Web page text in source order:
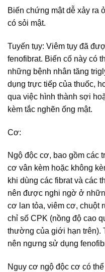
Biến chứng mật dễ xảy ra
có sỏi mật.
Tuyến tụy: Viêm tụy đã
fenofibrat. Biến cố này có
những bệnh nhân tăng
dụng trực tiếp của thuốc,
qua việc hình thành sợi
kèm tắc nghẽn ống mật.
Cơ:
Ngộ độc cơ, bao gồm các
cơ vân kèm hoặc không
khi dùng các fibrat và các
nên được nghi ngờ ở
cơ lan tỏa, viêm cơ, chuột
chỉ số CPK (nồng độ cao
thường của giới hạn trên).
nên ngưng sử dụng
Nguy cơ ngộ độc cơ có